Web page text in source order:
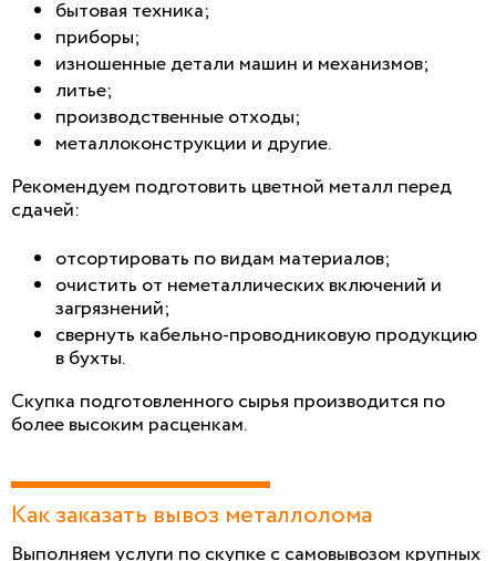
бытовая техника;
приборы;
изношенные детали машин и механизмов;
литье;
производственные отходы;
металлоконструкции и другие.
Рекомендуем подготовить цветной металл перед
сдачей:
отсортировать по видам материалов;
очистить от неметаллических включений и
загрязнений;
свернуть кабельно-проводниковую продукцию
в бухты.
Скупка подготовленного сырья производится по
более высоким расценкам.
Как заказать вывоз металлолома
Выполняем услуги по скупке с самовывозом крупных